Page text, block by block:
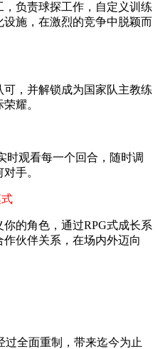
负责球探工作，自定义训练
施，在激烈的竞争中脱颖而
，并解锁成为国家队主教练
耀。
时观看每一个回合，随时调
手。
的角色，通过RPG式成长系
伙伴关系，在场内外迈向
过全面重制，带来迄今为止